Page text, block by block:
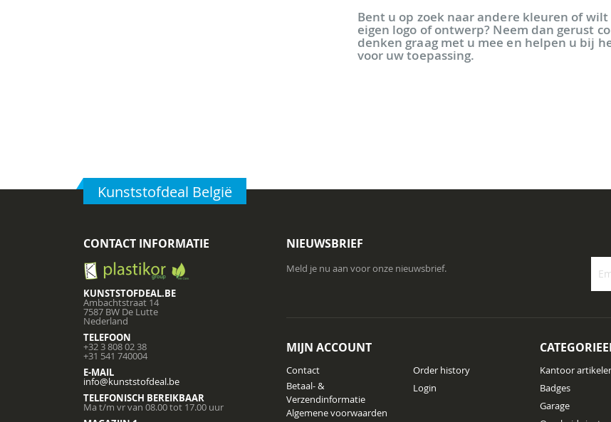
Bent u op zoek naar andere kleuren of
eigen logo of ontwerp? Neem dan gerust
denken graag met u mee en helpen u bij
voor uw toepassing.
Kunststofdeal België
CONTACT INFORMATIE
KUNSTSTOFDEAL.BE
Ambachtstraat 14
7587 BW De Lutte
Nederland
TELEFOON
+32 3 808 02 38
+31 541 740004
E-MAIL
info@kunststofdeal.be
TELEFONISCH BEREIKBAAR
Ma t/m vr van 08.00 tot 17.00 uur
NIEUWSBRIEF
Meld je nu aan voor onze nieuwsbrief.
MIJN ACCOUNT
Contact
Betaal- &
Verzendinformatie
Algemene voorwaarden
Order history
Login
Kantoor
Badges
Garage